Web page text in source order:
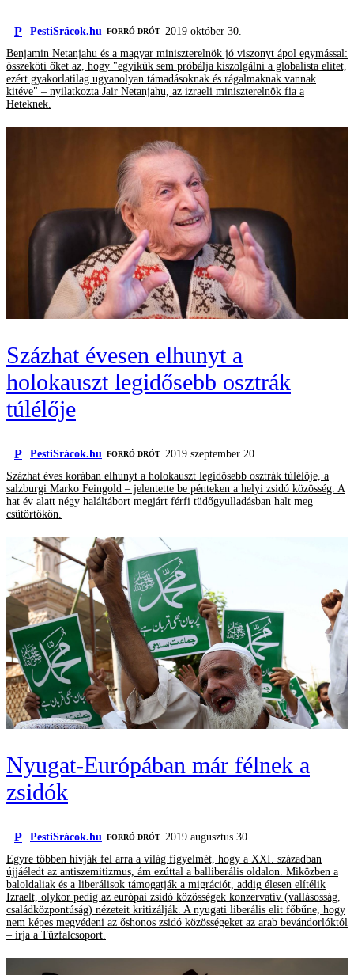
P PestiSrácok.hu FORRÓ DRÓT
2019 október 30.
Benjamin Netanjahu és a magyar miniszterelnök jó viszonyt ápol egymással:
összeköti őket az, hogy "egyikük sem próbálja kiszolgálni a globalista elitet,
ezért gyakorlatilag ugyanolyan támadásoknak és rágalmaknak vannak
kitéve" – nyilatkozta Jair Netanjahu, az izraeli miniszterelnök fia a
Heteknek.
Százhat évesen elhunyt a
holokauszt legidősebb osztrák
túlélője
P PestiSrácok.hu FORRÓ DRÓT
2019 szeptember 20.
Százhat éves korában elhunyt a holokauszt legidősebb osztrák túlélője, a
salzburgi Marko Feingold – jelentette be pénteken a helyi zsidó közösség. A
hat év alatt négy haláltábort megjárt férfi tüdőgyulladásban halt meg
csütörtökön.
Nyugat-Európában már félnek a
zsidók
P PestiSrácok.hu FORRÓ DRÓT
2019 augusztus 30.
Egyre többen hívják fel arra a világ figyelmét, hogy a XXI. században
újjáéledt az antiszemitizmus, ám ezúttal a balliberális oldalon. Miközben a
baloldaliak és a liberálisok támogatják a migrációt, addig élesen elítélik
Izraelt, olykor pedig az európai zsidó közösségek konzervatív (vallásosság,
családközpontúság) nézeteit kritizálják. A nyugati liberális elit főbűne, hogy
nem képes megvédeni az őshonos zsidó közösségeket az arab bevándorlóktól
– írja a Tűzfalcsoport.